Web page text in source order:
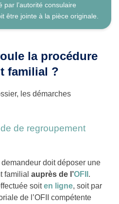
l’autorité consulaire
être jointe à la pièce originale.
la procédure
familial ?
les démarches
de regroupement
doit déposer une
familial auprès de l’OFII .
soiten ligne, soit par
de l’OFII compétente